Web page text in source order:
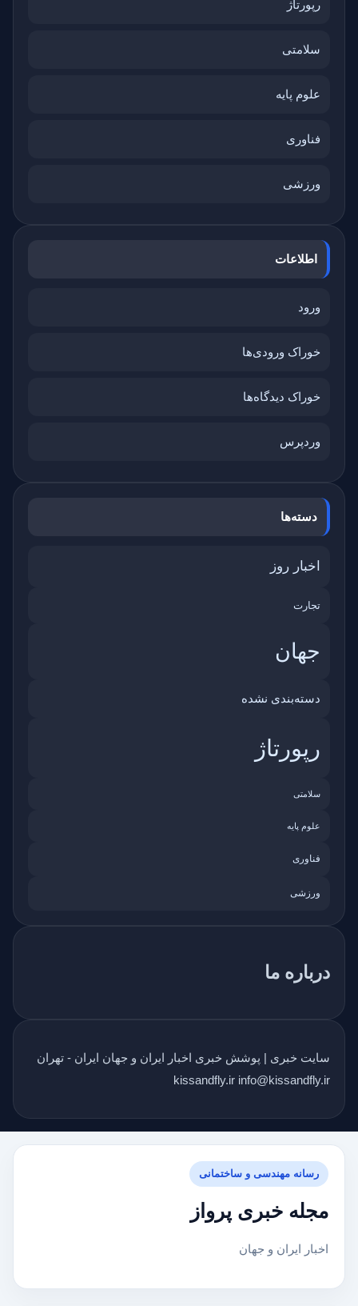
رپورتاژ
سلامتی
علوم پایه
فناوری
ورزشی
اطلاعات
ورود
خوراک ورودی‌ها
خوراک دیدگاه‌ها
وردپرس
دسته‌ها
اخبار روز
تجارت
جهان
دسته‌بندی نشده
رپورتاژ
سلامتی
علوم پایه
فناوری
ورزشی
درباره ما
سایت خبری | پوشش خبری اخبار ایران و جهان ایران - تهران
kissandfly.ir info@kissandfly.ir
رسانه مهندسی و ساختمانی
مجله خبری پرواز
اخبار ایران و جهان